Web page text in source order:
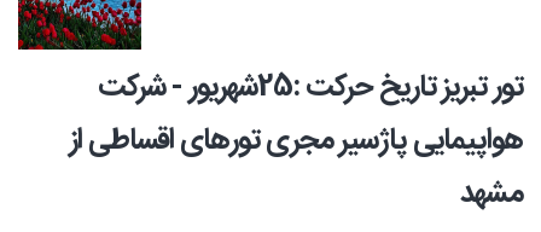
تور تبریز تاریخ حرکت :25شهریور - شرکت
هواپیمایی پاژسیر مجری تورهای اقساطی از
مشهد